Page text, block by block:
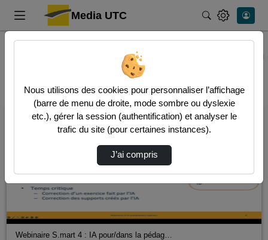
Media UTC Rechercher
10 vidéos trouvées
00:45:33
Webinaire S.mart 4 : IA pour/dans la pédag…
Nous utilisons des cookies pour personnaliser l’affichage
(barre de menu de droite, mode sombre ou dyslexie
etc.), gérer la session (authentification) et analyser le
trafic du site (pour certaines instances).
J’ai compris